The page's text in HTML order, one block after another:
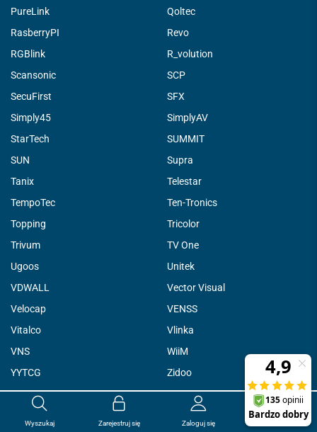
PureLink
Qoltec
RasberryPI
Revo
RGBlink
R_volution
Scansonic
SCP
SecuFirst
SFX
Simply45
SimplyAV
StarTech
SUMMIT
SUN
Supra
Tanix
Telestar
TempoTec
Ten-Tronics
Topping
Tricolor
Trivum
TV One
Ugoos
Unitek
VDWALL
Vector Visual
Velocap
VENSS
Vitalco
Vlinka
VNS
WiiM
YYTCG
Zidoo
Wyszukaj Zarejestruj się Zaloguj się 0.00zł
0